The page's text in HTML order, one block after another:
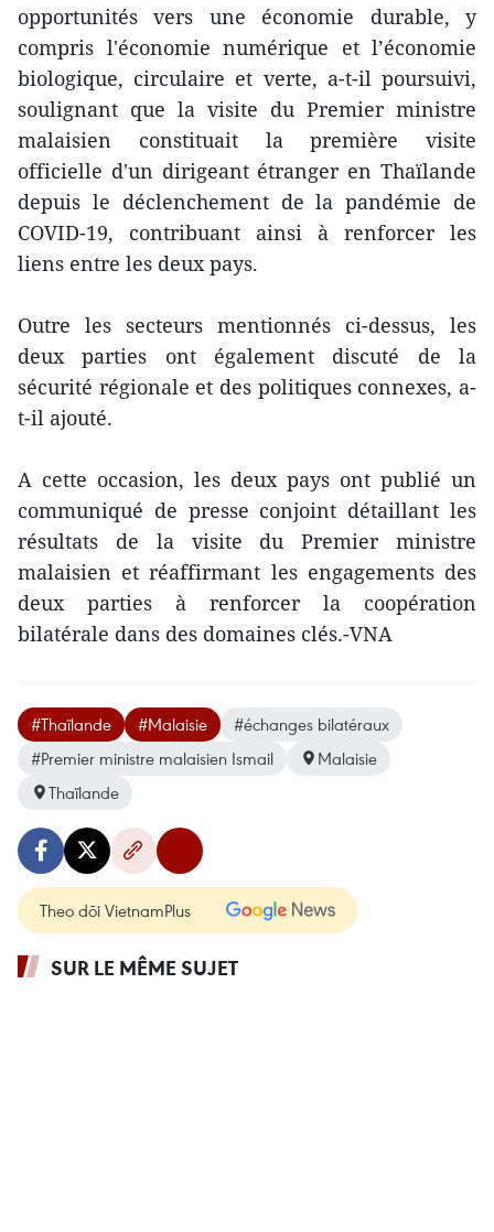
opportunités vers une économie durable, y
compris l'économie numérique et l’économie
biologique, circulaire et verte, a-t-il poursuivi,
soulignant que la visite du Premier ministre
malaisien constituait la première visite
officielle d'un dirigeant étranger en Thaïlande
depuis le déclenchement de la pandémie de
COVID-19, contribuant ainsi à renforcer les
liens entre les deux pays.
Outre les secteurs mentionnés ci-dessus, les
deux parties ont également discuté de la
sécurité régionale et des politiques connexes, a-
t-il ajouté.
A cette occasion, les deux pays ont publié un
communiqué de presse conjoint détaillant les
résultats de la visite du Premier ministre
malaisien et réaffirmant les engagements des
deux parties à renforcer la coopération
bilatérale dans des domaines clés.-VNA
#Thaïlande #Malaisie
#échanges bilatéraux
#Premier ministre malaisien Ismail
Malaisie
Thaïlande
Theo dõi VietnamPlus
SUR LE MÊME SUJET